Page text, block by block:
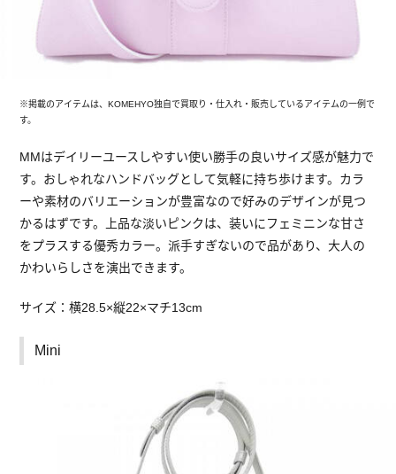
※掲載のアイテムは、KOMEHYO独自で買取り・仕入れ・販売しているアイテムの一例で
す。
MMはデイリーユースしやすい使い勝手の良いサイズ感が魅力で
す。おしゃれなハンドバッグとして気軽に持ち歩けます。カラ
ーや素材のバリエーションが豊富なので好みのデザインが見つ
かるはずです。上品な淡いピンクは、装いにフェミニンな甘さ
をプラスする優秀カラー。派手すぎないので品があり、大人の
かわいらしさを演出できます。
サイズ：横28.5×縦22×マチ13cm
Mini